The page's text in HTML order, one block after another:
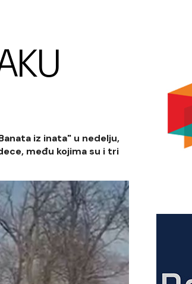
iz inata" u nedelju,
među kojima su i tri